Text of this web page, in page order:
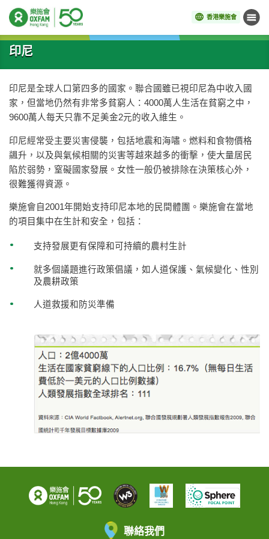
香港樂施會 目錄
開始主要內容
印尼
印尼是全球人口第四多的國家。聯合國雖已視印尼為中收入國
家，但當地仍然有非常多貧窮人：4000萬人生活在貧窮之中，
9600萬人每天只靠不足美金2元的收入維生。
印尼經常受主要災害侵襲，包括地震和海嘯。燃料和食物價格
飊升，以及與氣候相關的災害等越來越多的衝擊，使大量居民
陷於弱勢，窒礙國家發展。女性一般仍被排除在決策核心外，
很難獲得資源。
樂施會自2001年開始支持印尼本地的民間體團。樂施會在當地
的項目集中在生計和安全，包括：
支持發展更有保障和可持續的農村生計
就多個議題進行政策倡議，如人道保護、氣候變化、性別
及農耕政策
人道救援和防災準備
聯絡我們